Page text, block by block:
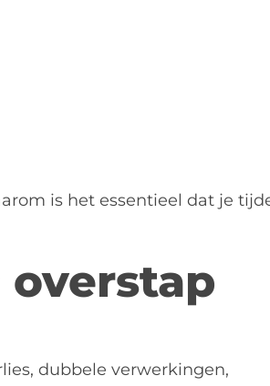
is het essentieel dat je
overstap
dubbele verwerkingen,